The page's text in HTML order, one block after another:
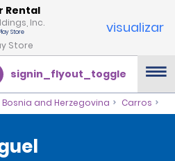
Rental
Inc.
Store
visualizar
signin_flyout_toggle
Bosnia and Herzegovina Carros